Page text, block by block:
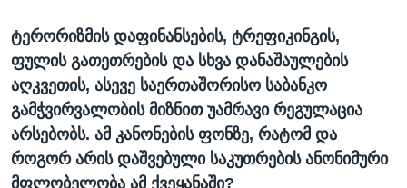
ტერორიზმის დაფინანსების, ტრეფიკინგის,
ფულის გათეთრების და სხვა დანაშაულების
აღკვეთის, ასევე საერთაშორისო საბანკო
გამჭვირვალობის მიზნით უამრავი რეგულაცია
არსებობს. ამ კანონების ფონზე, რატომ და
როგორ არის დაშვებული საკუთრების ანონიმური
მფლობელობა ამ ქვეყანაში?